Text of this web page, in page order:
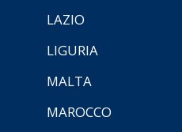
LAZIO
LIGURIA
MALTA
MAROCCO